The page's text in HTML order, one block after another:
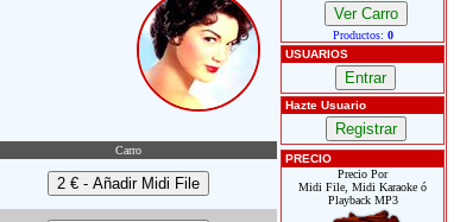
Carro
Productos: 0
USUARIOS
Hazte Usuario
PRECIO
Precio Por
Midi File, Midi Karaoke ó
Playback MP3